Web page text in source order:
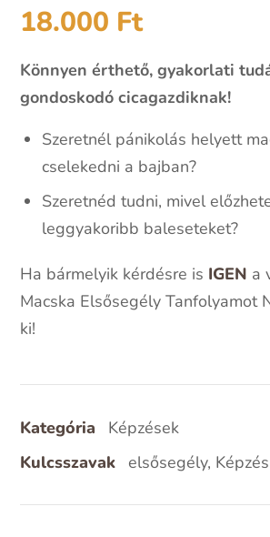
18.000 Ft
Könnyen érthető, gyakorlati
gondoskodó cicagazdiknak!
Szeretnél pánikolás helyett
cselekedni a bajban?
Szeretnéd tudni, mivel
leggyakoribb baleseteket?
Ha bármelyik kérdésre is IGEN a
Macska Elsősegély Tanfolyamot
ki!
Kategória
Képzések
Kulcsszavak
Elsősegély, Képzés